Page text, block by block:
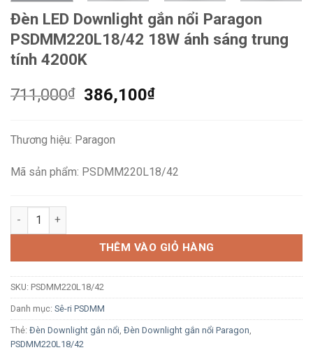
Đèn LED Downlight gắn nổi Paragon
PSDMM220L18/42 18W ánh sáng trung
tính 4200K
711,000₫
Giá
711,000₫.
386,100₫Giá
Thương hiệu: Paragon
Mã sản phẩm: PSDMM220L18/42
Đèn LED Downlight gắn nổi Paragon PSDMM220L18/42 18W
THÊM VÀO GIỎ HÀNG
SKU: PSDMM220L18/42
Danh mục: Sê-ri PSDMM
Thẻ: Đèn Downlight gắn nổi Đèn Downlight gắn nổi Paragon
PSDMM220L18/42